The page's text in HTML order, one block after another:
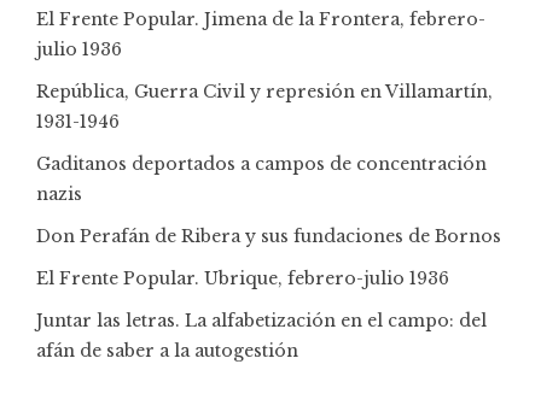
El Frente Popular. Jimena de la Frontera, febrero-
julio 1936
República, Guerra Civil y represión en Villamartín,
1931-1946
Gaditanos deportados a campos de concentración
nazis
Don Perafán de Ribera y sus fundaciones de Bornos
El Frente Popular. Ubrique, febrero-julio 1936
Juntar las letras. La alfabetización en el campo: del
afán de saber a la autogestión